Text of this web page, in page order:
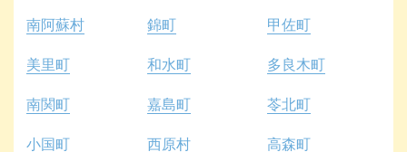
南阿蘇村 錦町 甲佐町
美里町 和水町 多良木町
南関町 嘉島町 苓北町
小国町 西原村 高森町